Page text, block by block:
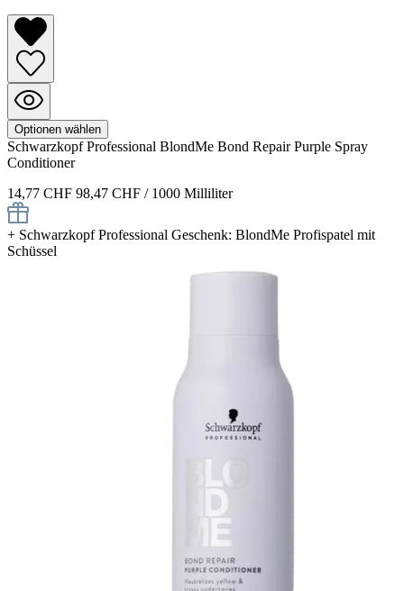
Optionen wählen
Schwarzkopf Professional BlondMe Bond Repair Purple Spray
Conditioner
14,77 CHF 98,47 CHF / 1000 Milliliter
+ Schwarzkopf Professional Geschenk: BlondMe Profispatel mit
Schüssel